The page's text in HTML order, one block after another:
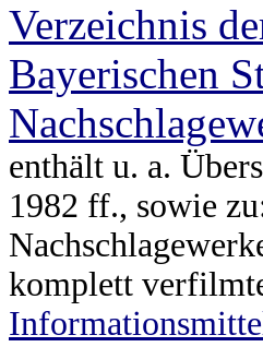
Verzeichnis
Bayerischen
enthält u. a.
1982 ff., sowie
komplett